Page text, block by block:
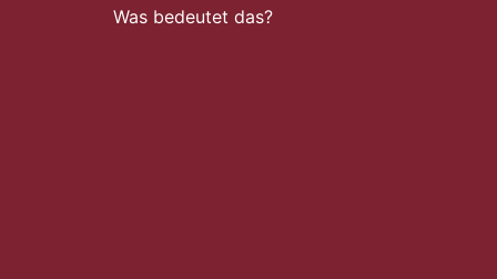
Was bedeutet das?